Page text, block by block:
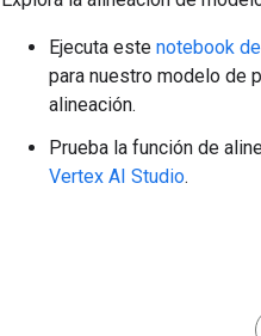
Ejecuta este notebook
para nuestro modelo de
alineación.
Prueba la función de
Vertex AI Studio.